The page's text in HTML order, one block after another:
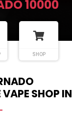
10000
SHOP
SHOP IN